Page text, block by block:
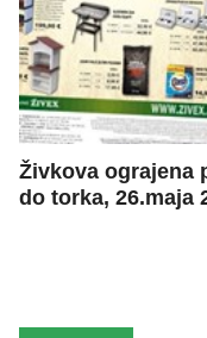
Živkova ograjena
do torka, 26.maja